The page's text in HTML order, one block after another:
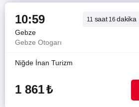
10:59 11 saat16dakika
Gebze
Gebze Otogarı
Niğde İnan Turizm
1 861₺